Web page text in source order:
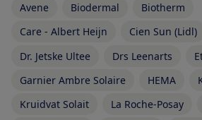
Avene Biodermal
Biotherm
Care - Albert Heijn
Cien Sun (Lidl)
Dr. Jetske Ultee
Drs Leenarts
Garnier Ambre Solaire
HEMA
Kruidvat Solait
La Roche-Posay